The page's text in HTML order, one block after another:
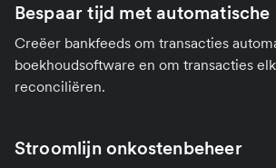
Bespaar tijd met
Creëer bankfeeds om transacties
boekhoudsoftware en om transacties
reconciliëren.
Stroomlijn onkostenbeheer